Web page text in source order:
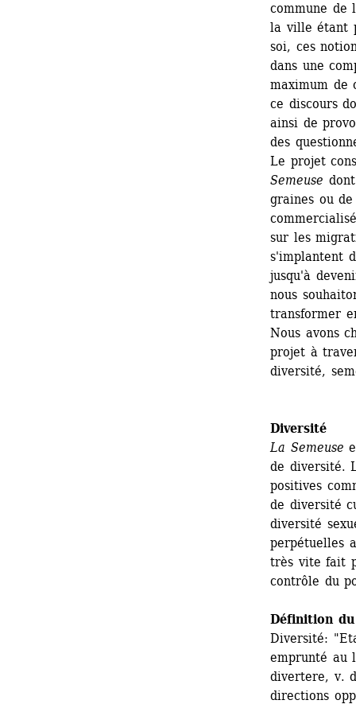
commune
la ville étant
soi, ces
dans une
maximum de
ce discours
ainsi de
des
Le projet
Semeuse
graines ou
sur les
s'implantent
jusqu'à
nous
transformer
Nous avons
projet à
diversité,
Diversité
La Semeuse
de diversité.
positives
de diversité
diversité
perpétuelles
très vite fait
contrôle du
Définition
Diversité:
emprunté au
divertere, v.
directions